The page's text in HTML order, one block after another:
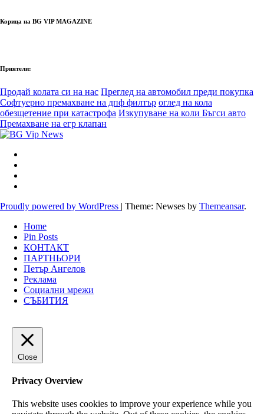
Корица на BG VIP MAGAZINE
Приятели:
Продай колата си на нас Преглед на автомобил преди покупка
Софтуерно премахване на дпф филтър оглед на кола
обезщетение при катастрофа Изкупуване на коли Бъгси авто
Премахване на егр клапан
Proudly powered by WordPress | Theme: Newses by Themeansar.
Home
Pin Posts
КОНТАКТ
ПАРТНЬОРИ
Петър Ангелов
Реклама
Социални мрежи
СЪБИТИЯ
Close
Privacy Overview
This website uses cookies to improve your experience while you